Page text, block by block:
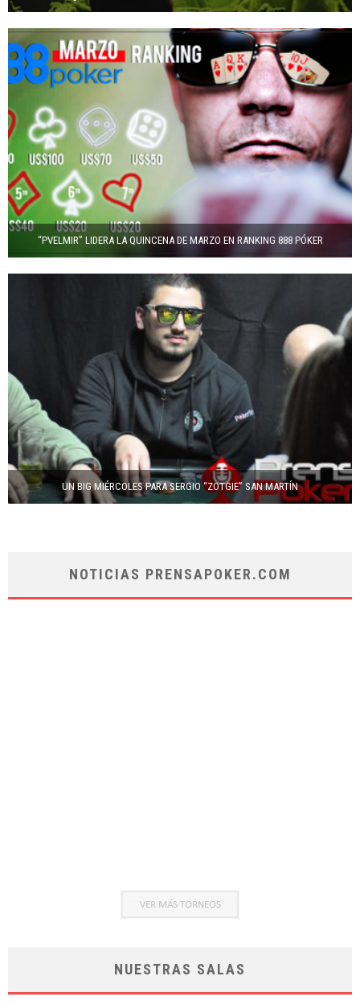
“PVELMIR” LIDERA LA QUINCENA DE MARZO EN RANKING 888 PÓKER
UN BIG MIÉRCOLES PARA SERGIO “ZOTGIE” SAN MARTÍN
NOTICIAS PRENSAPOKER.COM
NUESTRAS SALAS